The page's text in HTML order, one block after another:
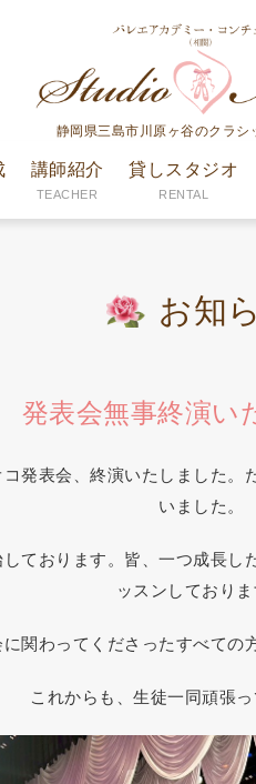
静岡県三島市川原ヶ谷のクラシ
講師紹介
TEACHER
貸しスタジオ
RENTAL
お知
発表会無事終演い
発表会、終演いたしました
いました。
ております。皆、一つ成長
ッスンしておりま
関わってくださったすべての
これからも、生徒一同頑張っ